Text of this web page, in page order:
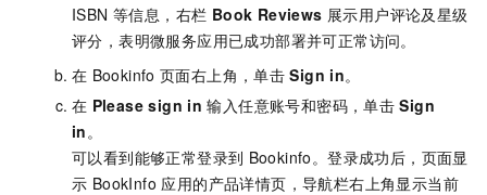
ISBN 等信息，右栏 Book Reviews 展示用户评论及星级
评分，表明微服务应用已成功部署并可正常访问。
在 Bookinfo 页面右上角，单击 Sign in。
在 Please sign in 输入任意账号和密码，单击 Sign
in 。
可以看到能够正常登录到 Bookinfo。登录成功后，页面显
示 BookInfo 应用的产品详情页，导航栏右上角显示当前